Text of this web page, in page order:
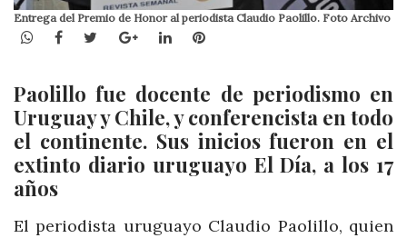
Entrega del Premio de Honor al periodista Claudio Paolillo. Foto Archivo
WhatsApp
Facebook
TwitterGoogle+LinkedInPinterest
Paolillo fue docente de periodismo en
Uruguay y Chile, y conferencista en todo
el continente. Sus inicios fueron en el
extinto diario uruguayo El Día, a los 17
años
El periodista uruguayo Claudio Paolillo, quien